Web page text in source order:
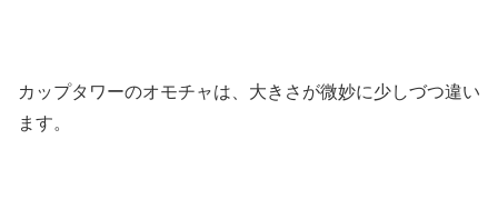
カップタワーのオモチャは、大きさが微妙に少しづつ違い
ます。